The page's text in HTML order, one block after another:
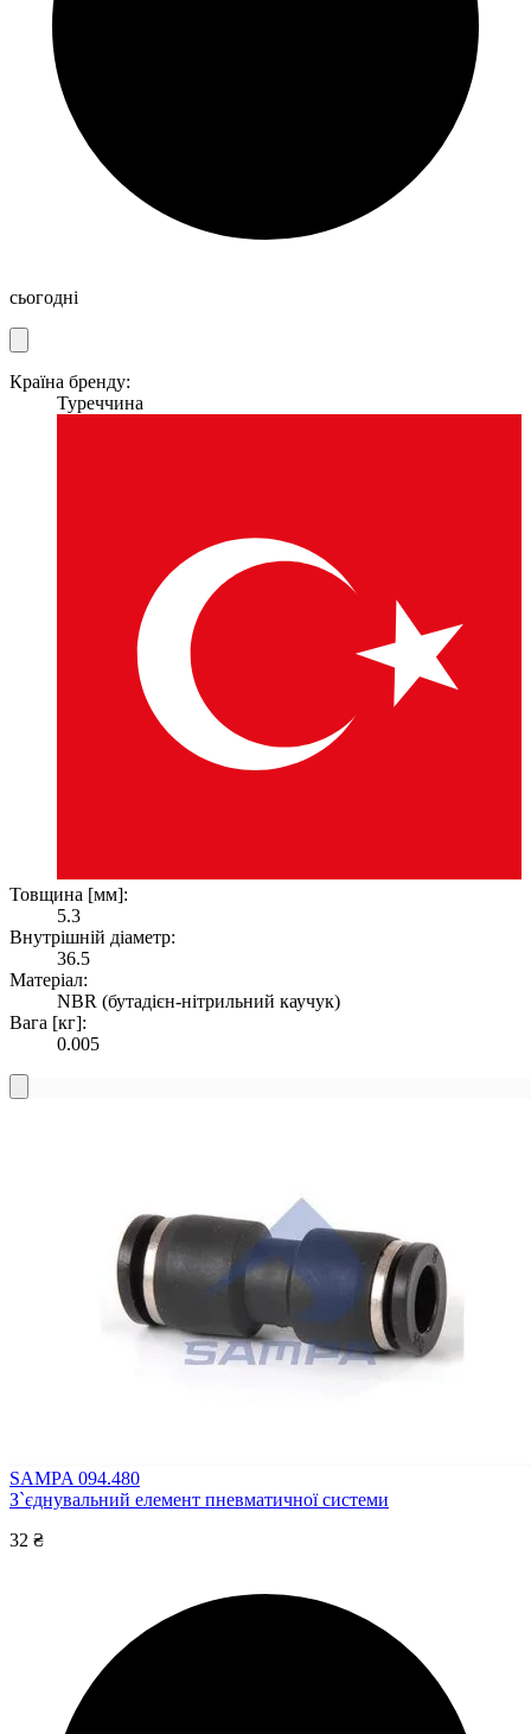
сьогодні
Країна бренду:
Туреччина
Товщина [мм]:
5.3
Внутрішній діаметр:
36.5
Матеріал:
NBR (бутадієн-нітрильний каучук)
Вага [кг]:
0.005
SAMPA 094.480
З`єднувальний елемент пневматичної системи
32 ₴